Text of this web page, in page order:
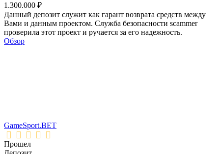
1.300.000 ₽
Данный депозит служит как гарант возврата средств между
Вами и данным проектом. Служба безопасности scammer
проверила этот проект и ручается за его надежность.
Обзор
GameSport.BET
Прошел